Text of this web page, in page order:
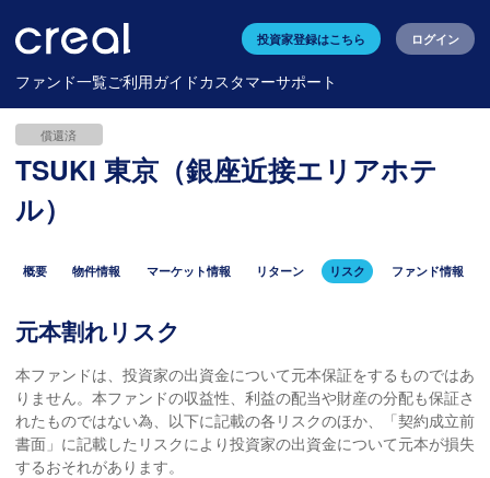
投資家登録はこちら ログイン
ファンド一覧ご利用ガイドカスタマーサポート
償還済
TSUKI 東京（銀座近接エリアホテ
ル）
概要 物件情報 マーケット情報 リターン リスク ファンド情報
元本割れリスク
本ファンドは、投資家の出資金について元本保証をするものではあ
りません。本ファンドの収益性、利益の配当や財産の分配も保証さ
れたものではない為、以下に記載の各リスクのほか、「契約成立前
書面」に記載したリスクにより投資家の出資金について元本が損失
するおそれがあります。